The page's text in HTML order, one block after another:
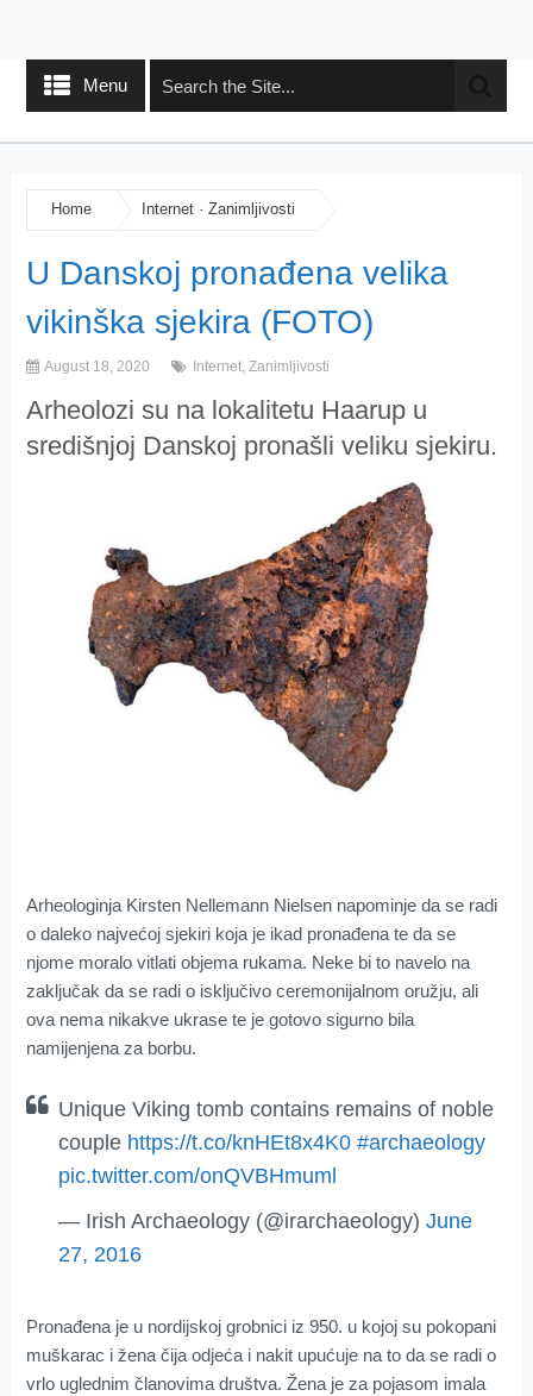
Menu
Home Internet· Zanimljivosti
U Danskoj pronađena velika
vikinška sjekira (FOTO)
August 18, 2020 Internet, Zanimljivosti
Arheolozi su na lokalitetu Haarup u
središnjoj Danskoj pronašli veliku sjekiru.
Arheologinja Kirsten Nellemann Nielsen napominje da se radi
o daleko najvećoj sjekiri koja je ikad pronađena te da se
njome moralo vitlati objema rukama. Neke bi to navelo na
zaključak da se radi o isključivo ceremonijalnom oružju, ali
ova nema nikakve ukrase te je gotovo sigurno bila
namijenjena za borbu.
Unique Viking tomb contains remains of noble
couple https://t.co/knHEt8x4K0 #archaeology
pic.twitter.com/onQVBHmuml
— Irish Archaeology (@irarchaeology) June
27, 2016
Pronađena je u nordijskoj grobnici iz 950. u kojoj su pokopani
muškarac i žena čija odjeća i nakit upućuje na to da se radi o
vrlo uglednim članovima društva. Žena je za pojasom imala